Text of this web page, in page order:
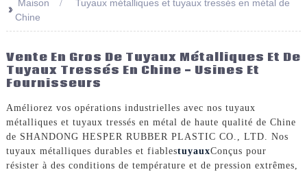
>> Maison
Tuyaux métalliques et tuyaux tressés en métal de
Chine
Vente En Gros De Tuyaux Métalliques Et De
Tuyaux Tressés En Chine - Usines Et
Fournisseurs
Améliorez vos opérations industrielles avec nos tuyaux
métalliques et tuyaux tressés en métal de haute qualité de Chine
de SHANDONG HESPER RUBBER PLASTIC CO., LTD. Nos
tuyaux métalliques durables et fiablestuyauxConçus pour
résister à des conditions de température et de pression extrêmes,